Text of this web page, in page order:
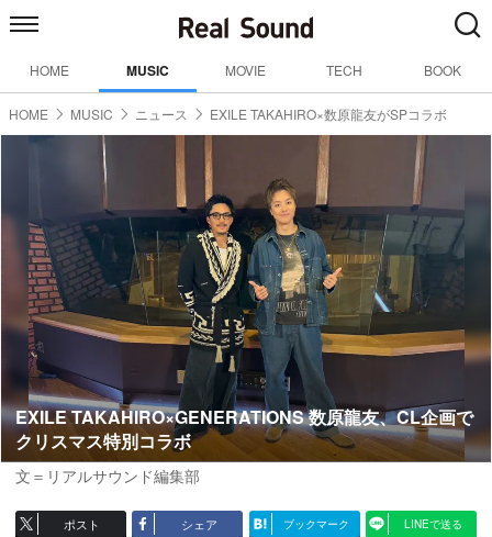
HOME MUSIC MOVIE TECH BOOK
HOME MUSIC ニュース EXILE TAKAHIRO×数原龍友がSPコラボ
EXILE TAKAHIRO×GENERATIONS 数原龍友、CL企画で
クリスマス特別コラボ
文＝リアルサウンド編集部
ポスト シェア ブックマーク LINEで送る